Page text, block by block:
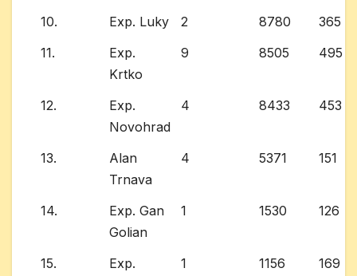
10. Exp. Luky 2 8780
365
11.
Exp.
Krtko
9 8505 495
12.
Exp.
Novohrad
4 8433 453
13.
Alan
Trnava
4 5371 151
14.
Exp. Gan
Golian
1 1530 126
15.
Exp.
1 1156 169